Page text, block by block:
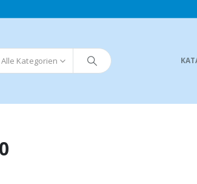
Alle Kategorien